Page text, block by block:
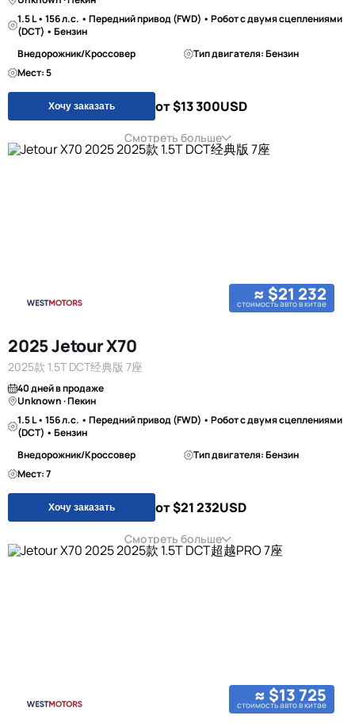
1.5 L • 156 л.с. • Передний привод (FWD) • Робот с двумя сцеплениями
(DCT) • Бензин
Внедорожник/Кроссовер
Тип двигателя: Бензин
Мест: 5
Хочу заказать от $13 300USD
Смотреть больше
≈ $21 232
стоимость авто в китае
2025 Jetour X70
2025款 1.5T DCT经典版 7座
40 дней в продаже
Unknown · Пекин
1.5 L • 156 л.с. • Передний привод (FWD) • Робот с двумя сцеплениями
(DCT) • Бензин
Внедорожник/Кроссовер
Тип двигателя: Бензин
Мест: 7
Хочу заказать от $21 232USD
Смотреть больше
≈ $13 725
стоимость авто в китае